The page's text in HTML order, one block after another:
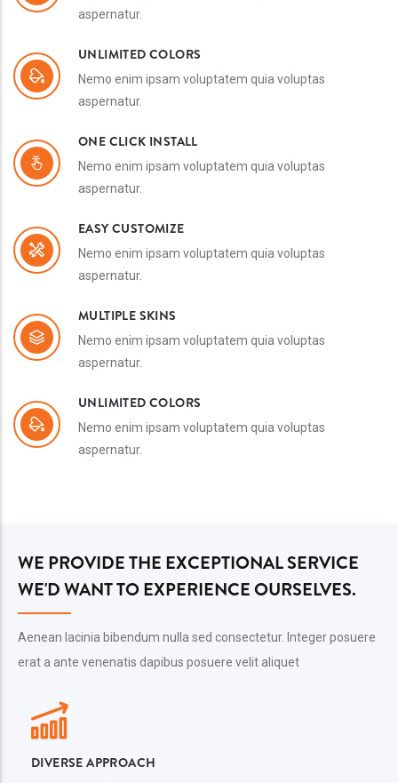
aspernatur.
UNLIMITED COLORS
Nemo enim ipsam voluptatem quia voluptas
aspernatur.
ONE CLICK INSTALL
Nemo enim ipsam voluptatem quia voluptas
aspernatur.
EASY CUSTOMIZE
Nemo enim ipsam voluptatem quia voluptas
aspernatur.
MULTIPLE SKINS
Nemo enim ipsam voluptatem quia voluptas
aspernatur.
UNLIMITED COLORS
Nemo enim ipsam voluptatem quia voluptas
aspernatur.
WE PROVIDE THE EXCEPTIONAL SERVICE
WE'D WANT TO EXPERIENCE OURSELVES.
Aenean lacinia bibendum nulla sed consectetur. Integer posuere
erat a ante venenatis dapibus posuere velit aliquet
DIVERSE APPROACH